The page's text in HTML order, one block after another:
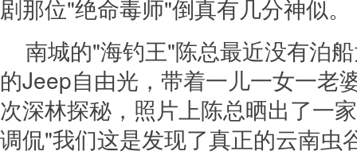
剧那位"绝命毒师"倒真有几分神似。
南城的"海钓王"陈总最近没有泊
的Jeep自由光，带着一儿一女一老
次深林探秘，照片上陈总晒出了一
调侃"我们这是发现了真正的云南虫